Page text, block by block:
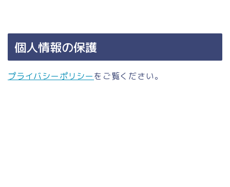
個人情報の保護
プライバシーポリシーをご覧ください。